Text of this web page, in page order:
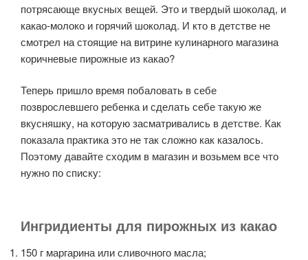
потрясающе вкусных вещей. Это и твердый шоколад, и
какао-молоко и горячий шоколад. И кто в детстве не
смотрел на стоящие на витрине кулинарного магазина
коричневые пирожные из какао?
Теперь пришло время побаловать в себе
позврослевшего ребенка и сделать себе такую же
вкусняшку, на которую засматривались в детстве. Как
показала практика это не так сложно как казалось.
Поэтому давайте сходим в магазин и возьмем все что
нужно по списку:
Ингридиенты для пирожных из какао
150 г маргарина или сливочного масла;